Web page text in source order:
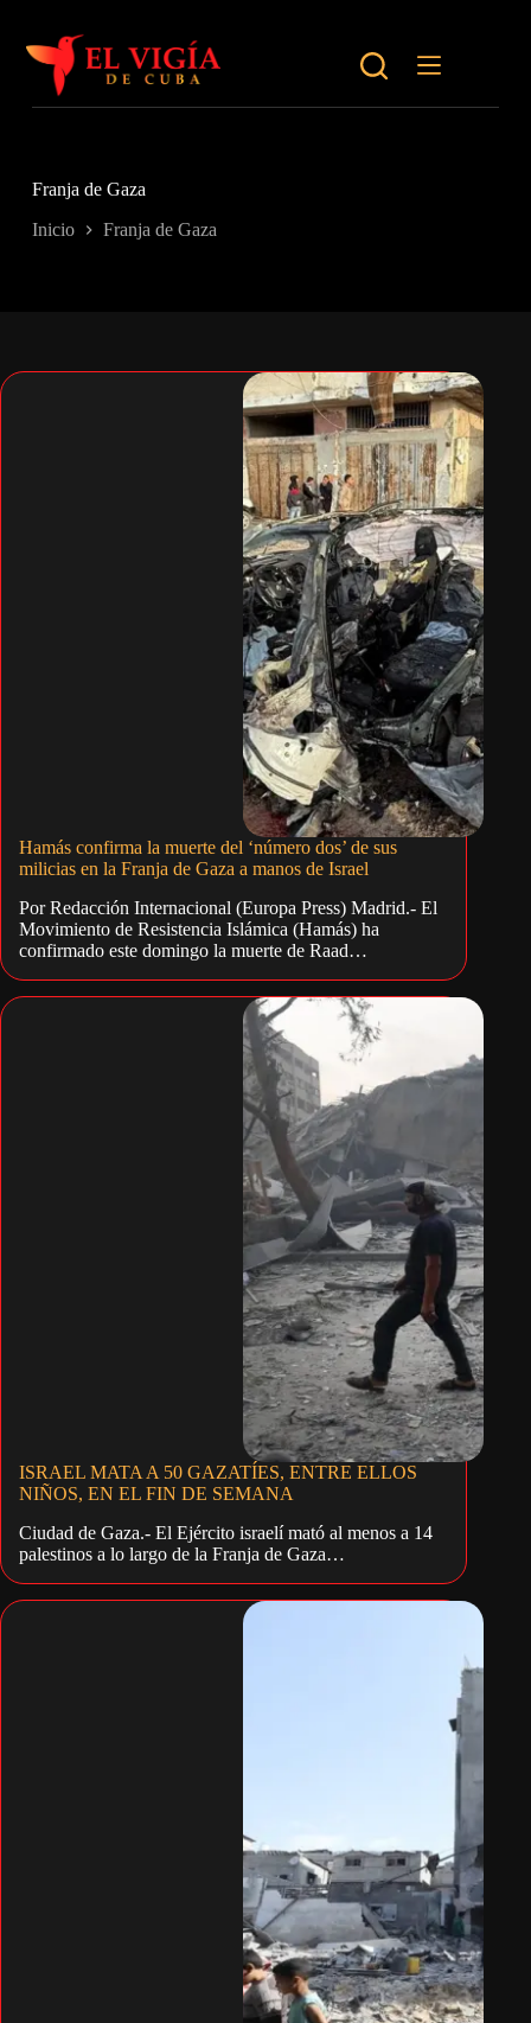
contenido
Franja de Gaza
Inicio Franja de Gaza
Hamás confirma la muerte del ‘número dos’ de sus
milicias en la Franja de Gaza a manos de Israel
Por Redacción Internacional (Europa Press) Madrid.- El
Movimiento de Resistencia Islámica (Hamás) ha
confirmado este domingo la muerte de Raad…
ISRAEL MATA A 50 GAZATÍES, ENTRE ELLOS
NIÑOS, EN EL FIN DE SEMANA
Ciudad de Gaza.- El Ejército israelí mató al menos a 14
palestinos a lo largo de la Franja de Gaza…